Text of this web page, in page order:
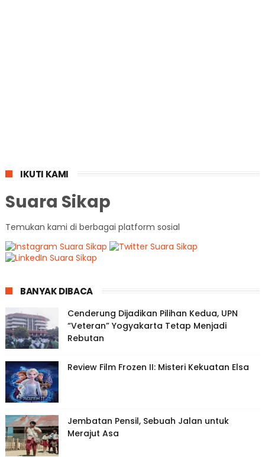
IKUTI KAMI
Suara Sikap
Temukan kami di berbagai platform sosial
BANYAK DIBACA
Cenderung Dijadikan Pilihan Kedua, UPN
“Veteran” Yogyakarta Tetap Menjadi
Rebutan
Review Film Frozen II: Misteri Kekuatan Elsa
Jembatan Pensil, Sebuah Jalan untuk
Merajut Asa